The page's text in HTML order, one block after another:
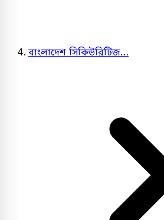
বাংলাদেশ সিকিউরিটিজ…